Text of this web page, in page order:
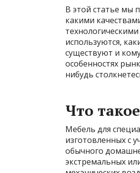
В этой статье мы
какими
используются,
существуют и
особенностях
нибудь
Что
Мебель для
изготовленных с
обычного
экстремальных